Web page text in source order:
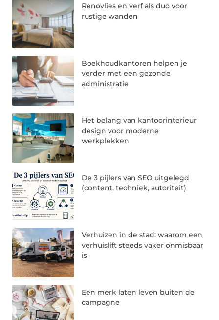
Renovlies en verf als duo voor
rustige wanden
Boekhoudkantoren helpen je
verder met een gezonde
administratie
Het belang van kantoorinterieur
design voor moderne
werkplekken
De 3 pijlers van SEO uitgelegd
(content, techniek, autoriteit)
Verhuizen in de stad: waarom een
verhuislift steeds vaker onmisbaar
is
Een merk laten leven buiten de
campagne